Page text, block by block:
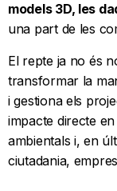
models 3D, les
una part de les
El repte ja no és
transformar la
i gestiona els
impacte directe
ambientals i, en
ciutadania,